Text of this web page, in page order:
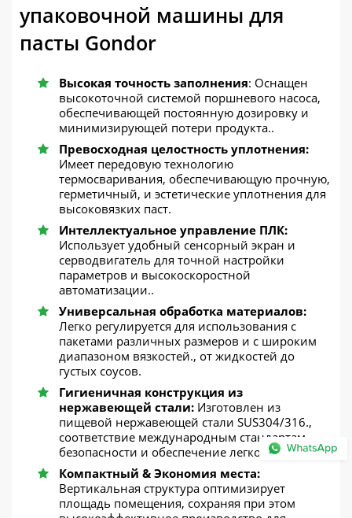
упаковочной машины для
пасты Gondor
Высокая точность заполнения: Оснащен
высокоточной системой поршневого насоса,
обеспечивающей постоянную дозировку и
минимизирующей потери продукта..
Превосходная целостность уплотнения:
Имеет передовую технологию
термосваривания, обеспечивающую прочную,
герметичный, и эстетические уплотнения для
высоковязких паст.
Интеллектуальное управление ПЛК:
Использует удобный сенсорный экран и
серводвигатель для точной настройки
параметров и высокоскоростной
автоматизации..
Универсальная обработка материалов:
Легко регулируется для использования с
пакетами различных размеров и с широким
диапазоном вязкостей., от жидкостей до
густых соусов.
Гигиеничная конструкция из
нержавеющей стали: Изготовлен из
пищевой нержавеющей стали SUS304/316.,
соответствие международным стандартам
безопасности и обеспечение легкой очистки.
Компактный & Экономия места:
Вертикальная структура оптимизирует
площадь помещения, сохраняя при этом